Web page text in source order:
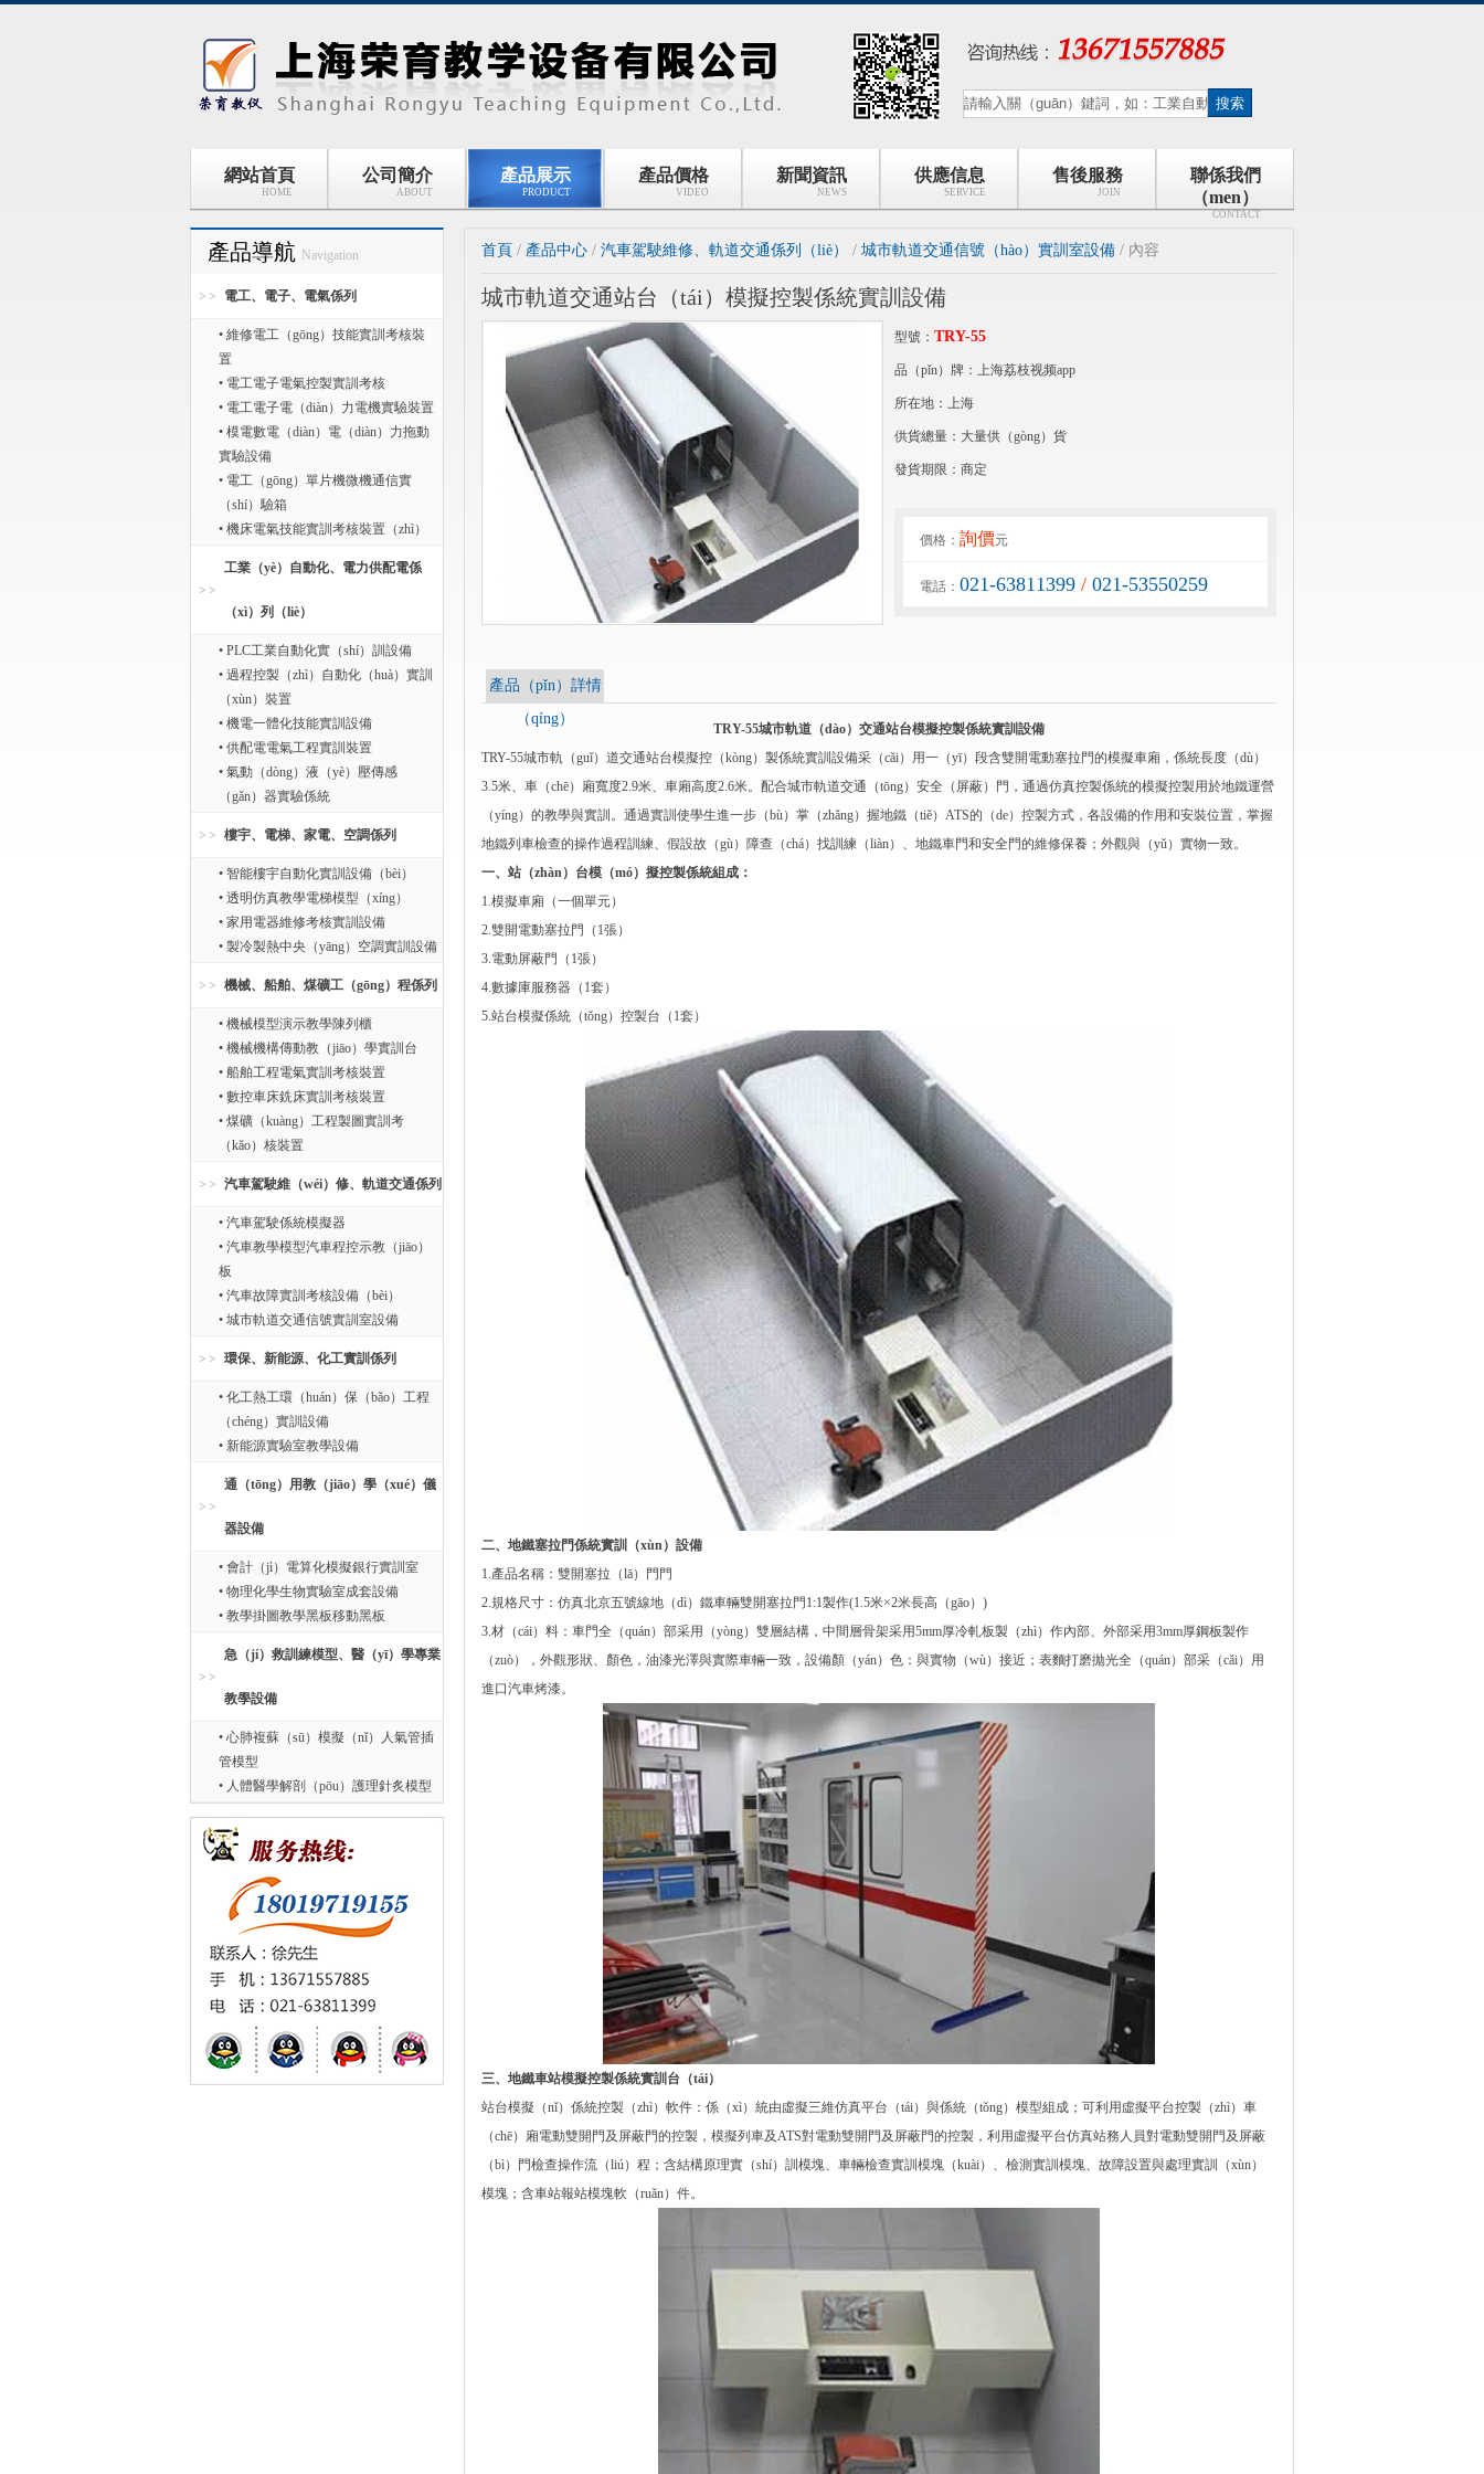
網站首頁
HOME
公司簡介
ABOUT
產品展示
PRODUCT
產品價格
VIDEO
新聞資訊
NEWS
供應信息
SERVICE
售後服務
JOIN
聯係我們
（men）
CONTACT
產品導航 Navigation
電工、電子、電氣係列
• 維修電工（gōng）技能實訓考核裝
置
• 電工電子電氣控製實訓考核
• 電工電子電（diàn）力電機實驗裝置
• 模電數電（diàn）電（diàn）力拖動
實驗設備
• 電工（gōng）單片機微機通信實
（shí）驗箱
• 機床電氣技能實訓考核裝置（zhì）
工業（yè）自動化、電力供配電係
（xì）列（liè）
• PLC工業自動化實（shí）訓設備
• 過程控製（zhì）自動化（huà）實訓
（xùn）裝置
• 機電一體化技能實訓設備
• 供配電電氣工程實訓裝置
• 氣動（dòng）液（yè）壓傳感
（gǎn）器實驗係統
樓宇、電梯、家電、空調係列
• 智能樓宇自動化實訓設備（bèi）
• 透明仿真教學電梯模型（xíng）
• 家用電器維修考核實訓設備
• 製冷製熱中央（yāng）空調實訓設備
機械、船舶、煤礦工（gōng）程係列
• 機械模型演示教學陳列櫃
• 機械機構傳動教（jiāo）學實訓台
• 船舶工程電氣實訓考核裝置
• 數控車床銑床實訓考核裝置
• 煤礦（kuàng）工程製圖實訓考
（kǎo）核裝置
汽車駕駛維（wéi）修、軌道交通係列
• 汽車駕駛係統模擬器
• 汽車教學模型汽車程控示教（jiāo）
板
• 汽車故障實訓考核設備（bèi）
• 城市軌道交通信號實訓室設備
環保、新能源、化工實訓係列
• 化工熱工環（huán）保（bǎo）工程
（chéng）實訓設備
• 新能源實驗室教學設備
通（tōng）用教（jiāo）學（xué）儀
器設備
• 會計（jì）電算化模擬銀行實訓室
• 物理化學生物實驗室成套設備
• 教學掛圖教學黑板移動黑板
急（jí）救訓練模型、醫（yī）學專業
教學設備
• 心肺複蘇（sū）模擬（nǐ）人氣管插
管模型
• 人體醫學解剖（pōu）護理針炙模型
首頁 / 產品中心 / 汽車駕駛維修、軌道交通係列（liè） / 城市軌道交通信號（hào）實訓室設備 / 內容
城市軌道交通站台（tái）模擬控製係統實訓設備
型號： TRY-55
品（pǐn）牌：上海荔枝视频app
所在地：上海
供貨總量：大量供（gòng）貨
發貨期限：商定
價格： 詢價元
電話： 021-63811399 / 021-53550259
產品（pǐn）詳情
（qíng）
TRY-55城市軌道（dào）交通站台模擬控製係統實訓設備
TRY-55城市軌（guǐ）道交通站台模擬控（kòng）製係統實訓設備采（cǎi）用一（yī）段含雙開電動塞拉門的模擬車廂，係統長度（dù）
3.5米、車（chē）廂寬度2.9米、車廂高度2.6米。配合城市軌道交通（tōng）安全（屏蔽）門，通過仿真控製係統的模擬控製用於地鐵運營
（yíng）的教學與實訓。通過實訓使學生進一步（bù）掌（zhǎng）握地鐵（tiě）ATS的（de）控製方式，各設備的作用和安裝位置，掌握
地鐵列車檢查的操作過程訓練、假設故（gù）障查（chá）找訓練（liàn）、地鐵車門和安全門的維修保養；外觀與（yǔ）實物一致。
一、站（zhàn）台模（mó）擬控製係統組成：
1.模擬車廂（一個單元）
2.雙開電動塞拉門（1張）
3.電動屏蔽門（1張）
4.數據庫服務器（1套）
5.站台模擬係統（tǒng）控製台（1套）
二、地鐵塞拉門係統實訓（xùn）設備
1.產品名稱：雙開塞拉（lā）門門
2.規格尺寸：仿真北京五號線地（dì）鐵車輛雙開塞拉門1:1製作(1.5米×2米長高（gāo）)
3.材（cái）料：車門全（quán）部采用（yòng）雙層結構，中間層骨架采用5mm厚冷軋板製（zhì）作內部、外部采用3mm厚鋼板製作
（zuò），外觀形狀、顏色，油漆光澤與實際車輛一致，設備顏（yán）色：與實物（wù）接近；表麵打磨拋光全（quán）部采（cǎi）用
進口汽車烤漆。
三、地鐵車站模擬控製係統實訓台（tái）
站台模擬（nǐ）係統控製（zhì）軟件：係（xì）統由虛擬三維仿真平台（tái）與係統（tǒng）模型組成；可利用虛擬平台控製（zhì）車
（chē）廂電動雙開門及屏蔽門的控製，模擬列車及ATS對電動雙開門及屏蔽門的控製，利用虛擬平台仿真站務人員對電動雙開門及屏蔽
（bì）門檢查操作流（liú）程；含結構原理實（shí）訓模塊、車輛檢查實訓模塊（kuài）、檢測實訓模塊、故障設置與處理實訓（xùn）
模塊；含車站報站模塊軟（ruǎn）件。